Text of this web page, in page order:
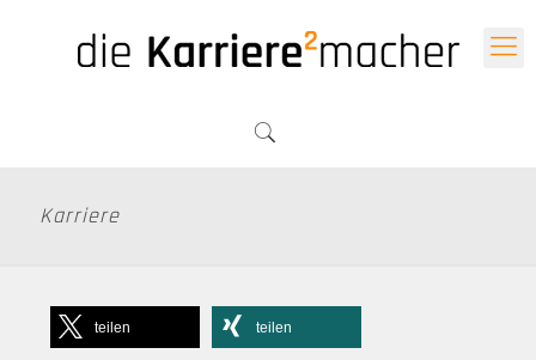
Karriere
teilen teilen